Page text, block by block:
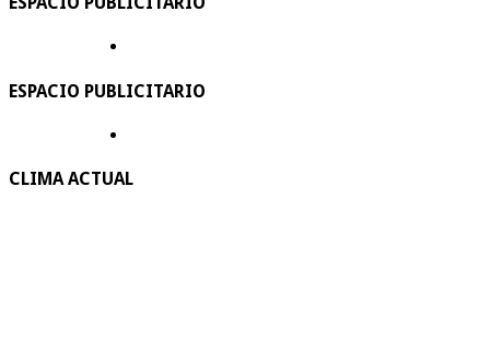
ESPACIO PUBLICITARIO
CLIMA ACTUAL